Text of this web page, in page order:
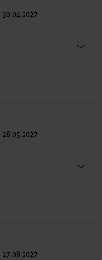
30.04.2027
28.05.2027
27.08.2027